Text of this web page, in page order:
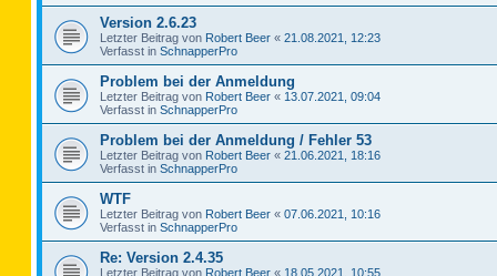
Version 2.6.23
Letzter Beitrag von Robert Beer « 21.08.2021, 12:23
Verfasst in SchnapperPro
Problem bei der Anmeldung
Letzter Beitrag von Robert Beer « 13.07.2021, 09:04
Verfasst in SchnapperPro
Problem bei der Anmeldung / Fehler 53
Letzter Beitrag von Robert Beer « 21.06.2021, 18:16
Verfasst in SchnapperPro
WTF
Letzter Beitrag von Robert Beer « 07.06.2021, 10:16
Verfasst in SchnapperPro
Re: Version 2.4.35
Letzter Beitrag von Robert Beer « 18.05.2021, 10:55